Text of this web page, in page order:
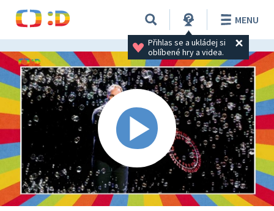
Přihlas se a ukládej si
oblíbené hry a videa.
MENU